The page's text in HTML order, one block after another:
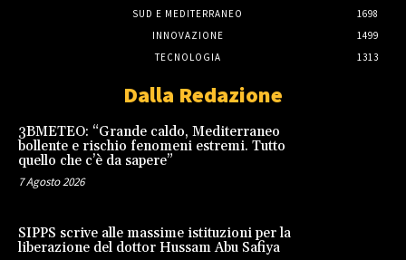
SUD E MEDITERRANEO
1698
INNOVAZIONE
1499
TECNOLOGIA
1313
Dalla Redazione
3BMETEO: “Grande caldo, Mediterraneo
bollente e rischio fenomeni estremi. Tutto
quello che c’è da sapere”
7 Agosto 2026
SIPPS scrive alle massime istituzioni per la
liberazione del dottor Hussam Abu Safiya